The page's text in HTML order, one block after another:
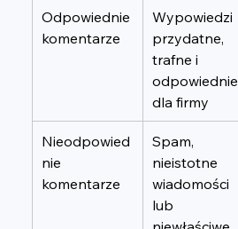
Odpowiednie
komentarze
Wypowiedzi
przydatne,
trafne i
odpowiednie
dla firmy
Nieodpowied
nie
komentarze
Spam,
nieistotne
wiadomości
lub